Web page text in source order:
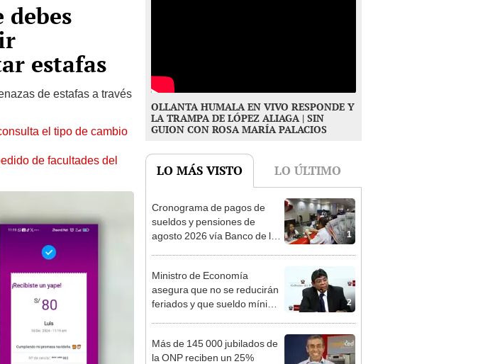
debes
estafas
de estafas a través
el tipo de cambio
de facultades del
OLLANTA HUMALA EN VIVO RESPONDE Y
LA TRAMPA DE LÓPEZ ALIAGA | SIN
GUION CON ROSA MARÍA PALACIOS
LO MÁS VISTO LO ÚLTIMO
1
Cronograma de pagos de
sueldos y pensiones de
agosto 2026 vía Banco de la
2
Ministro de Economía
asegura que no se reducirán
feriados y que sueldo mínimo
Más de 145 000 jubilados de
la ONP reciben un 25%